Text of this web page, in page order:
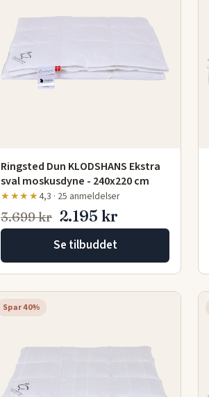
Ringsted Dun KLODSHANS Ekstra
sval moskusdyne - 240x220 cm
★★★★4,3 · 25 anmeldelser
3.699 kr 2.195 kr
Se tilbuddet
Spar 40%